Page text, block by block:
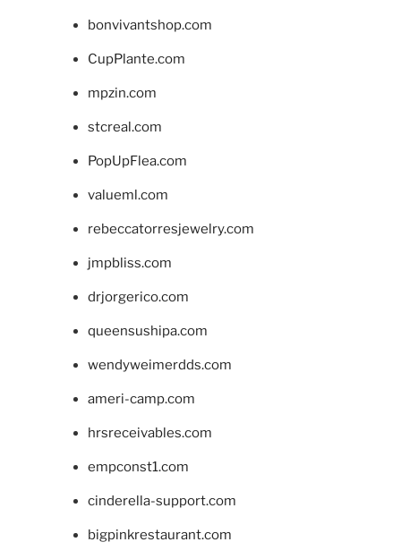
bonvivantshop.com
CupPlante.com
mpzin.com
stcreal.com
PopUpFlea.com
valueml.com
rebeccatorresjewelry.com
jmpbliss.com
drjorgerico.com
queensushipa.com
wendyweimerdds.com
ameri-camp.com
hrsreceivables.com
empconst1.com
cinderella-support.com
bigpinkrestaurant.com